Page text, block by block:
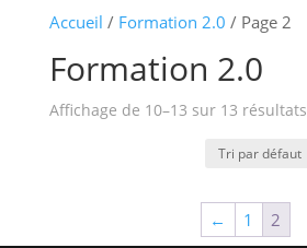
Accueil / Formation 2.0 / Page 2
Formation 2.0
Affichage de 10–13 sur 13 résultats
← 1 2